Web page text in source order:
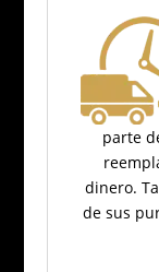
parte
dinero.
de sus